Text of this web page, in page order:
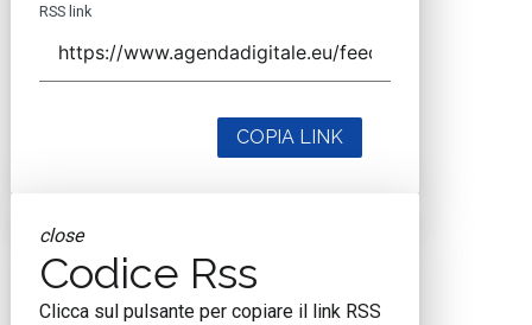
RSS link
COPIA LINK
close
Codice Rss
Clicca sul pulsante per copiare il link RSS